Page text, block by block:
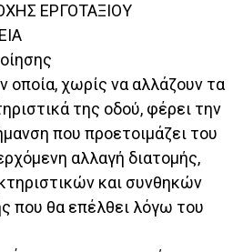
ΕΡΓΟΤΑΞΙΟΥ
οποία, χωρίς να αλλάζουν τα
της οδού, φέρει την
που προετοιμάζει του
αλλαγή διατομής,
και συνθηκών
που θα επέλθει λόγω του